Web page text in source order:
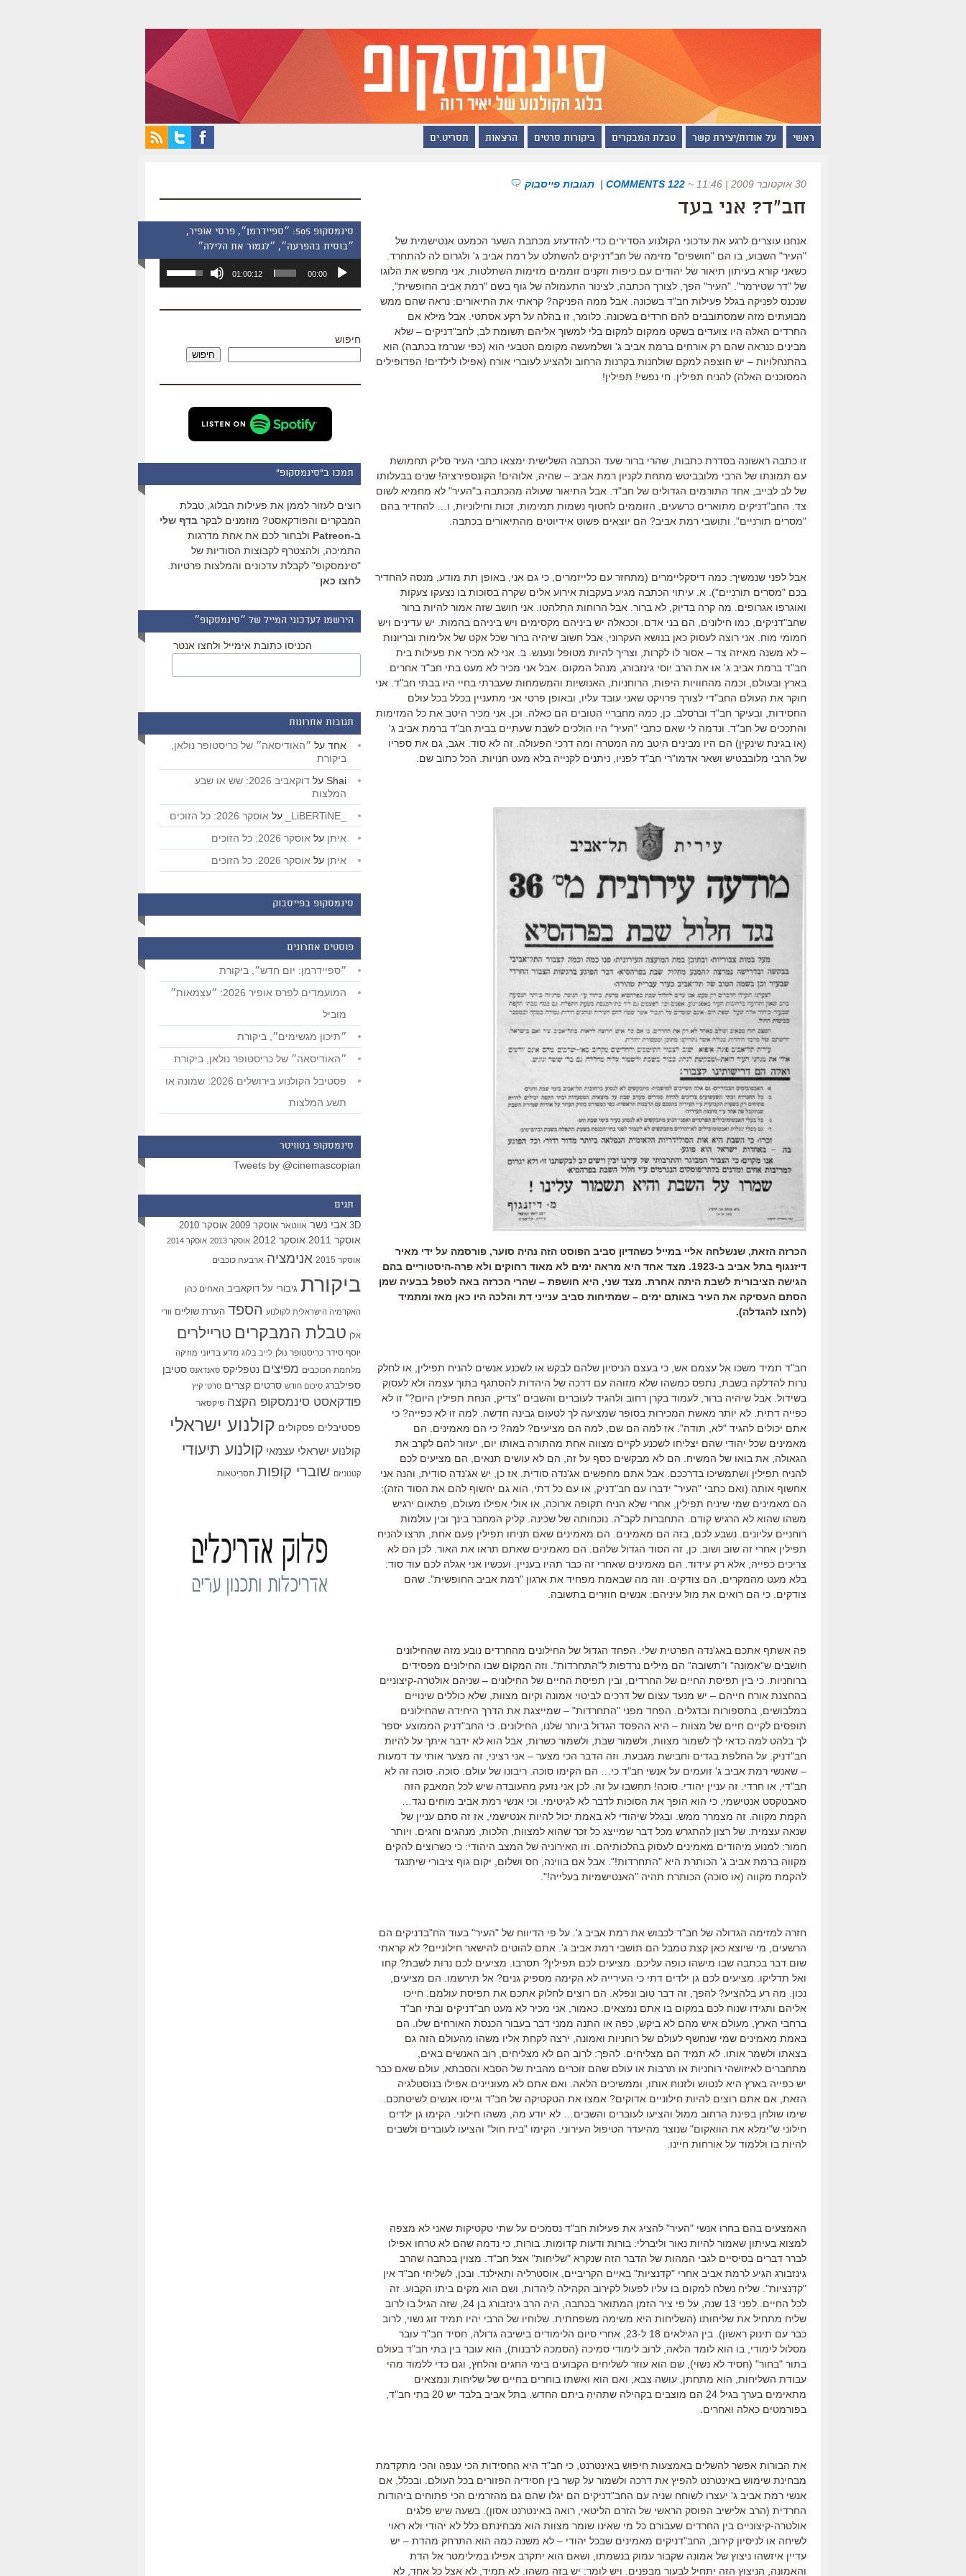
ראשי על אודות/יצירת קשר טבלת המבקרים ביקורות סרטים הרצאות תסריט.ים
30 אוקטובר 2009 | 11:46 ~
122 COMMENTS
| תגובות פייסבוק
חב"ד? אני בעד
אנחנו עוצרים לרגע את עדכוני הקולנוע הסדירים כדי להזדעזע מכתבת השער הכמעט אנטישמית של
"העיר" השבוע, בו הם "חושפים" מזימה של חב"דניקים להשתלט על רמת אביב ג' ולגרום לה להתחרד.
כשאני קורא בעיתון תיאור של יהודים עם כיפות וזקנים זוממים מזימות השתלטות, אני מחפש את הלוגו
של "דר שטירמר". "העיר" הפך, לצורך הכתבה, לצינור התעמולה של גוף בשם "רמת אביב החופשית",
שנכנס לפניקה בגלל פעילות חב"ד בשכונה. אבל ממה הפניקה? קראתי את התיאורים: נראה שהם ממש
מבועתים מזה שמסתובבים להם חרדים בשכונה. כלומר, זו בהלה על רקע אסתטי. אבל מילא אם
החרדים האלה היו צועדים בשקט ממקום למקום בלי למשוך אליהם תשומת לב, לחב"דניקים – שלא
מבינים כנראה שהם רק אורחים ברמת אביב ג' ושלמעשה מקומם הטבעי הוא (כפי שנרמז בכתבה) הוא
בהתנחלויות – יש חוצפה למקם שולחנות בקרנות הרחוב ולהציע לעוברי אורח (אפילו לילדים! הפדופילים
המסוכנים האלה) להניח תפילין. חי נפשי! תפילין!
זו כתבה ראשונה בסדרת כתבות, שהרי ברור שעד הכתבה השלישית ימצאו כתבי העיר סליק תחמושת
עם תמונתו של הרבי מלובביטש מתחת לקניון רמת אביב – שהיה, אלוהים! הקונספירציה! שנים בבעלותו
של לב לבייב, אחד התורמים הגדולים של חב"ד. אבל התיאור שעולה מהכתבה ב"העיר" לא מחמיא לשום
צד. החב"דניקים מתוארים כרשעים, הזוממים לחטוף נשמות תמימות, זכות וחילוניות, ו… להחדיר בהם
"מסרים תורניים". ותושבי רמת אביב? הם יוצאים פשוט אידיוטים מהתיאורים בכתבה.
אבל לפני שנמשיך: כמה דיסקליימרים (מתחזר עם כלייזמרים, כי גם אני, באופן תת מודע, מנסה להחדיר
בכם "מסרים תורניים"). א. עיתוי הכתבה מגיע בעקבות אירוע אלים שקרה בסוכות בו נצעקו צעקות
ואוגרפו אגרופים. מה קרה בדיוק, לא ברור. אבל הרוחות התלהטו. אני חושב שזה אמור להיות ברור
שחב"דניקים, כמו חילונים, הם בני אדם. וככאלה יש ביניהם מקסימים ויש ביניהם בהמות. יש עדינים ויש
חמומי מוח. אני רוצה לעסוק כאן בנושא העקרוני, אבל חשוב שיהיה ברור שכל אקט של אלימות ובריונות
– לא משנה מאיזה צד – אסור לו לקרות, וצריך להיות מטופל ונענש. ב. אני לא מכיר את פעילות בית
חב"ד ברמת אביב ג' או את הרב יוסי גינזבורג, מנהל המקום. אבל אני מכיר לא מעט בתי חב"ד אחרים
בארץ ובעולם, וכמה מהחוויות היפות, הרוחניות, האנושיות והמשמחות שעברתי בחיי היו בבתי חב"ד. אני
חוקר את העולם החב"די לצורך פרויקט שאני עובד עליו, ובאופן פרטי אני מתעניין בכלל בכל עולם
החסידות, ובעיקר חב"ד וברסלב. כן, כמה מחבריי הטובים הם כאלה. וכן, אני מכיר היטב את כל המזימות
והתככים של חב"ד. ונדמה לי שאם כתבי "העיר" היו הולכים לשבת שעתיים בבית חב"ד ברמת אביב ג'
(או בגינת שינקין) הם היו מבינים היטב מה המטרה ומה דרכי הפעולה. זה לא סוד. אגב, גם את ספריו
של הרבי מלובבטיש ושאר אדמו"רי חב"ד לפניו, ניתנים לקנייה בלא מעט חנויות. הכל כתוב שם.
הכרזה הזאת, שנשלחה אליי במייל כשהדיון סביב הפוסט הזה נהיה סוער, פורסמה על ידי מאיר
דיזנגוף בתל אביב ב-1923. מצד אחד היא מראה ימים לא מאוד רחוקים ולא פרה-היסטוריים בהם
הגישה הציבורית לשבת היתה אחרת. מצד שני, היא חושפת – שהרי הכרזה באה לטפל בבעיה שמן
הסתם העסיקה את העיר באותם ימים – שמתיחות סביב ענייני דת והלכה היו כאן מאז ומתמיד
(לחצו להגדלה).
חב"ד תמיד משכו אל עצמם אש, כי בעצם הניסיון שלהם לבקש או לשכנע אנשים להניח תפילין, או לחלק
נרות להדלקה בשבת, נתפס כמשהו שלא מזוהה עם דרכה של היהדות להסתגף בתוך עצמה ולא לעסוק
בשידול. אבל שיהיה ברור, לעמוד בקרן רחוב ולהגיד לעוברים והשבים "צדיק, הנחת תפילין היום?" זו לא
כפייה דתית. לא יותר מאשת המכירות בסופר שמציעה לך לטעום גבינה חדשה. למה זו לא כפייה? כי
אתם יכולים להגיד "לא, תודה". אז למה הם שם, למה הם מציעים? למה? כי הם מאמינים. הם
מאמינים שכל יהודי שהם יצליחו לשכנע לקיים מצווה אחת מהתורה באותו יום, יעזור להם לקרב את
הגאולה, את בואו של המשיח. הם לא מבקשים כסף על זה, הם לא עושים תנאים, הם מציעים לכם
להניח תפילין ושתמשיכו בדרככם. אבל אתם מחפשים אג'נדה סודית. אז כן, יש אג'נדה סודית, והנה אני
אחשוף אותה (ואם כתבי "העיר" ידברו עם חב"דניק, או עם כל דתי, הוא גם יחשוף להם את הסוד הזה):
הם מאמינים שמי שיניח תפילין, אחרי שלא הניח תקופה ארוכה, או אולי אפילו מעולם, פתאום ירגיש
משהו שהוא לא הרגיש קודם. התחברות לקב"ה. נוכחותה של שכינה. קליק המחבר בינך ובין עולמות
רוחניים עליונים. נשבע לכם, בזה הם מאמינים. הם מאמינים שאם תניחו תפילין פעם אחת, תרצו להניח
תפילין אחרי זה שוב ושוב. כן, זה הסוד הגדול שלהם. הם מאמינים שאתם תראו את האור. לכן הם לא
צריכים כפייה, אלא רק עידוד. הם מאמינים שאחרי זה כבר תהיו בעניין. ועכשיו אני אגלה לכם עוד סוד:
בלא מעט מהמקרים, הם צודקים. וזה מה שבאמת מפחיד את ארגון "רמת אביב החופשית". שהם
צודקים. כי הם רואים את מול עיניהם: אנשים חוזרים בתשובה.
פה אשתף אתכם באג'נדה הפרטית שלי. הפחד הגדול של החילונים מהחרדים נובע מזה שהחילונים
חושבים ש"אמונה" ו"תשובה" הם מילים נרדפות ל"התחרדות". וזה המקום שבו החילונים מפסידים
ברוחניות. כי בין תפיסת החיים של החרדים, ובין תפיסת החיים של החילונים – שניהם אולטרה-קיצוניים
בהחצנת אורח חייהם – יש מנעד עצום של דרכים לביטוי אמונה וקיום מצוות, שלא כוללים שינויים
במלבושים, בתספורות ובדגלים. הפחד מפני "התחרדות" – שמייצגת את הדרך היחידה שהחילונים
תופסים לקיים חיים של מצוות – היא ההפסד הגדול ביותר שלנו, החילונים. כי החב"דניק הממוצע יספר
לך בלהט למה כדאי לך לשמור מצוות, ולשמור שבת, ולשמור כשרות, אבל הוא לא ידבר איתך על להיות
חב"דניק. על החלפת בגדים וחבישת מגבעת. וזה הדבר הכי מצער – אני רציני, זה מצער אותי עד דמעות
– שאנשי רמת אביב ג' זועמים על אנשי חב"ד כי… הם הקימו סוכה. ריבונו של עולם. סוכה. סוכה זה לא
חב"די, או חרדי. זה עניין יהודי. סוכה! תחשבו על זה. לכן אני נזעק מהעובדה שיש לכל המאבק הזה
סאבטקסט אנטישמי, כי הוא הופך את הסוכות לדבר לא לגיטימי. וכי אנשי רמת אביב מוחים נגד…
הקמת מקווה. זה מצמרר ממש. ובגלל שיהודי לא באמת יכול להיות אנטישמי, אז זה סתם עניין של
שנאה עצמית. של רצון להתגרש מכל דבר שמייצג כל זכר שהוא למצוות, הלכות, מנהגים וחגים. ויותר
חמור: למנוע מיהודים מאמינים לעסוק בהלכותיהם. וזו האירוניה של המצב היהודי: כי כשרוצים להקים
מקווה ברמת אביב ג' הכותרת היא "התחרדות!". אבל אם בווינה, חס ושלום, יקום גוף ציבורי שיתנגד
להקמת מקווה (או סוכה) הכותרת תהיה "האנטישמיות בעלייה!".
חזרה למזימה הגדולה של חב"ד לכבוש את רמת אביב ג'. על פי הדיווח של "העיר" בעוד הח"בדניקים הם
הרשעים, מי שיוצא כאן קצת טמבל הם תושבי רמת אביב ג'. אתם להוטים להישאר חילוניים? לא קראתי
שום דבר בכתבה שבו מישהו כופה עליכם. מציעים לכם תפילין? תסרבו. מציעים לכם נרות לשבת? קחו
ואל תדליקו. מציעים לכם גן ילדים דתי כי העירייה לא הקימה מספיק גנים? אל תירשמו. הם מציעים,
נכון. מה רע בלהציע? להפך, זה דבר טוב ונפלא. הם רוצים לחלוק אתכם את תפיסת עולמם. חייכו
אליהם ותגידו שנוח לכם במקום בו אתם נמצאים. כאמור, אני מכיר לא מעט חב"דניקים ובתי חב"ד
ברחבי הארץ, מעולם איש מהם לא ביקש, כפה או התנה ממני דבר בעבור הכנסת האורחים שלו. הם
באמת מאמינים שמי שנחשף לעולם של רוחניות ואמונה, ירצה לקחת אליו משהו מהעולם הזה גם
בצאתו ולשמר אותו. לא תמיד הם מצליחים. להפך: לרוב הם לא מצליחים, רוב האנשים באים,
מתחברים לאיזושהי רוחניות או תרבות או עולם שהם זוכרים מהבית של הסבא והסבתא, עולם שאם כבר
יש כפייה בארץ היא לנטוש ולזנוח אותו, וממשיכים הלאה. ואם אתם לא מעוניינים אפילו בנוסטלגיה
הזאת, אם אתם רוצים להיות חילוניים אדוקים? אמצו את הטקטיקה של חב"ד וגייסו אנשים לשיטתכם.
שימו שולחן בפינת הרחוב ממול והציעו לעוברים והשבים… לא יודע מה, משהו חילוני. הקימו גן ילדים
חילוני ש"ימלא את הוואקום" שנוצר מהיעדר הטיפול העירוני. הקימו "בית חול" והציעו לעוברים ולשבים
להיות בו וללמוד על אורחות חיינו.
האמצעים בהם בחרו אנשי "העיר" להציג את פעילות חב"ד נסמכים על שתי טקטיקות שאני לא מצפה
למצוא בעיתון שאמור להיות נאור וליברלי: בורות ודעות קדומות. בורות, כי נדמה שהם לא טרחו אפילו
לברר דברים בסיסיים לגבי המהות של הדבר הזה שנקרא "שליחות" אצל חב"ד. מצוין בכתבה שהרב
גינזבורג הגיע לרמת אביב אחרי "קדנציות" באיים הקריביים, אוסטרליה ותאילנד. ובכן, לשליחי חב"ד אין
"קדנציות". שליח נשלח למקום בו עליו לפעול לקירוב הקהילה ליהדות, ושם הוא מקים ביתו הקבוע. זה
לכל החיים. לפני 13 שנה, על פי ציר הזמן המתואר בכתבה, היה הרב גינזבורג בן 24, שזה הגיל בו לרוב
שליח מתחיל את שליחותו (השליחות היא משימה משפחתית. שלוחיו של הרבי יהיו תמיד זוג נשוי, לרוב
כבר עם תינוק ראשון). בין הגילאים 18 ל-23, אחרי סיום הלימודים בישיבה גדולה, חסיד חב"ד עובר
מסלול לימודי, בו הוא לומד הלאה, לרוב לימודי סמיכה (הסמכה לרבנות), הוא עובר בין בתי חב"ד בעולם
בתור "בחור" (חסיד לא נשוי), שם הוא עוזר לשליחים הקבועים בימי החגים והלחץ, וגם כדי ללמוד מהי
עבודת השליחות, הוא מתחתן, עושה צבא, ואם הוא ואשתו בוחרים בחיים של שליחות ונמצאים
מתאימים בערך בגיל 24 הם מוצבים בקהילה שתהיה ביתם החדש. בתל אביב בלבד יש 20 בתי חב"ד,
בפורמטים כאלה ואחרים.
את הבורות אפשר להשלים באמצעות חיפוש באינטרנט, כי חב"ד היא החסידות הכי ענפה והכי מתקדמת
מבחינת שימוש באינטרנט להפיץ את דרכה ולשמור על קשר בין חסידיה הפזורים בכל העולם. ובכלל, אם
אנשי רמת אביב ג' יעצרו לשוחח שניה עם החב"דניקים הם יגלו שהם גם מהזרמים הכי פתוחים ביהודות
החרדית (הרב אלישיב הפוסק הראשי של הזרם הליטאי, רואה באינטרנט אסון). בשעה שיש פלגים
אולטרה-קיצוניים בין החרדים שעבורם כל מי שאינו שומר מצוות הוא מבחינתם כלל לא יהודי ולא ראוי
לשיחה או לניסיון קירוב, החב"דניקים מאמינים שבכל יהודי – לא משנה כמה הוא התרחק מהדת – יש
עדיין איזשהו ניצוץ של אמונה שקבור עמוק בנשמתו, ושאם הוא יתקרב אפילו במילימטר אל הדת
והאמונה, הניצוץ הזה יתחיל לבעור מבפנים. ויש לומר: יש בזה משהו. לא תמיד, לא אצל כל אחד, לא
סינמסקופ 505: ״ספיידרמן״, פרסי אופיר,
״בוסית בהפרעה״, ״לגמור את הלילה״
אודיו
00:00
01:00:12
השתמש
כדי
שמע.
חיפוש
חיפוש
תמכו ב"סינמסקופ"
רוצים לעזור לממן את פעילות הבלוג, טבלת
המבקרים והפודקאסט? מוזמנים לבקר בדף שלי
ב-Patreon
ולבחור לכם את אחת מדרגות
התמיכה, ולהצטרף לקבוצות הסודיות של
"סינמסקופ" לקבלת עדכונים והמלצות פרטיות.
לחצו כאן
הירשמו לעדכוני המייל של ״סינמסקופ״
הכניסו כתובת אימייל ולחצו אנטר
תגובות אחרונות
אחד על ״האודיסאה״ של כריסטופר נולאן,
ביקורת
Shai על
דוקאביב 2026: שש או שבע
המלצות
על אוסקר 2026: כל הזוכים
איתן על אוסקר 2026: כל הזוכים
איתן על אוסקר 2026: כל הזוכים
סינמסקופ בפייסבוק
פוסטים אחרונים
״ספיידרמן: יום חדש״, ביקורת
המועמדים לפרס אופיר 2026: ״עצמאות״
מוביל
״תיכון מגשימים״, ביקורת
״האודיסאה״ של כריסטופר נולאן, ביקורת
פסטיבל הקולנוע בירושלים 2026: שמונה או
תשע המלצות
סינמסקופ בטוויטר
Tweets by @cinemascopian
תגים
3D אבי נשר אווטאר אוסקר 2009 אוסקר 2010
אוסקר 2011 אוסקר 2012 אוסקר 2013 אוסקר 2014
אוסקר 2015 אנימציה ארבעה כוכבים
ביקורת גיבורי על דוקאביב האחים כהן
האקדמיה הישראלית לקולנוע הספד הערת שוליים וודי
אלן טבלת המבקרים טריילרים
יוסף סידר כריסטופר נולן לייב בלוג מדע בדיוני מוזיקה
מלחמת הכוכבים מפיצים נטפליקס סאנדאנס סטיבן
ספילברג סיכום חודש סרטים קצרים סרטי קיץ
פודקאסט סינמסקופ הקצה פיקסאר
פסטיבלים פסקולים קולנוע ישראלי
קולנוע ישראלי עצמאי קולנוע תיעודי
קטנוניזם שוברי קופות תסריטאות